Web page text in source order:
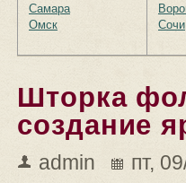
Самара
Омск
Сочи
Шторка
создание
admin пт,